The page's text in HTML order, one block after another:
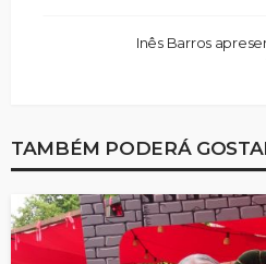
Inês Barros
TAMBÉM PODERÁ